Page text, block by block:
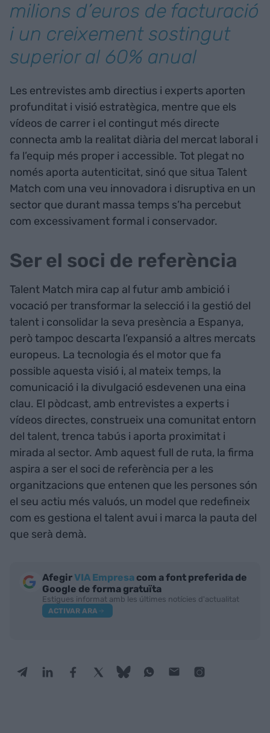
milions d’euros de facturació
i un creixement sostingut
superior al 60% anual
Les entrevistes amb directius i experts aporten
profunditat i visió estratègica, mentre que els
vídeos de carrer i el contingut més directe
connecta amb la realitat diària del mercat laboral i
fa l’equip més proper i accessible. Tot plegat no
només aporta autenticitat, sinó que situa Talent
Match com una veu innovadora i disruptiva en un
sector que durant massa temps s’ha percebut
com excessivament formal i conservador.
Ser el soci de referència
Talent Match mira cap al futur amb ambició i
vocació per transformar la selecció i la gestió del
talent i consolidar la seva presència a Espanya,
però tampoc descarta l’expansió a altres mercats
europeus. La tecnologia és el motor que fa
possible aquesta visió i, al mateix temps, la
comunicació i la divulgació esdevenen una eina
clau. El pòdcast, amb entrevistes a experts i
vídeos directes, construeix una comunitat entorn
del talent, trenca tabús i aporta proximitat i
mirada al sector. Amb aquest full de ruta, la firma
aspira a ser el soci de referència per a les
organitzacions que entenen que les persones són
el seu actiu més valuós, un model que redefineix
com es gestiona el talent avui i marca la pauta del
que serà demà.
AfegirVIA Empresa com a font preferida de
Google de forma gratuïta
Estigues informat amb les últimes notícies d'actualitat
ACTIVAR ARA